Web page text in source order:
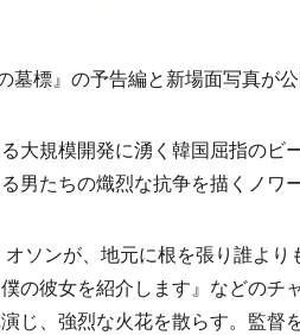
標』の予告編と新場面写真が公
大規模開発に湧く韓国屈指のビ
男たちの熾烈な抗争を描くノワ
ソンが、地元に根を張り誰より
の彼女を紹介します』などのチ
じ、強烈な火花を散らす。監督